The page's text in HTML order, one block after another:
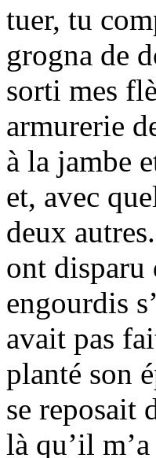
tuer, tu
grogna de
sorti mes
armurerie
à la jambe
et, avec
deux
ont disparu
engourdis
avait pas
planté son
se reposait
là qu’il